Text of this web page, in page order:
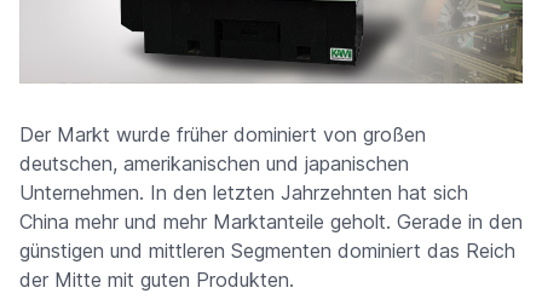
Der Markt wurde früher dominiert von großen
deutschen, amerikanischen und japanischen
Unternehmen. In den letzten Jahrzehnten hat sich
China mehr und mehr Marktanteile geholt. Gerade in den
günstigen und mittleren Segmenten dominiert das Reich
der Mitte mit guten Produkten.